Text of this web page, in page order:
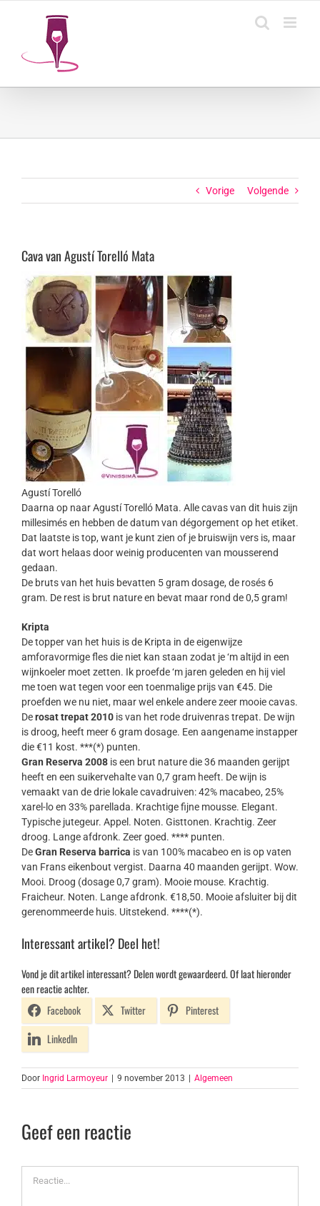
Vorige Volgende
Cava van Agustí Torelló Mata
Agustí Torelló
Daarna op naar Agustí Torelló Mata. Alle cavas van dit huis zijn
millesimés en hebben de datum van dégorgement op het etiket.
Dat laatste is top, want je kunt zien of je bruiswijn vers is, maar
dat wort helaas door weinig producenten van mousserend
gedaan.
De bruts van het huis bevatten 5 gram dosage, de rosés 6
gram. De rest is brut nature en bevat maar rond de 0,5 gram!
Kripta
De topper van het huis is de Kripta in de eigenwijze
amforavormige fles die niet kan staan zodat je ‘m altijd in een
wijnkoeler moet zetten. Ik proefde ‘m jaren geleden en hij viel
me toen wat tegen voor een toenmalige prijs van €45. Die
proefden we nu niet, maar wel enkele andere zeer mooie cavas.
Derosat trepat 2010 is van het rode druivenras trepat. De wijn
is droog, heeft meer 6 gram dosage. Een aangename instapper
die €11 kost. ***(*) punten.
Gran Reserva 2008 is een brut nature die 36 maanden gerijpt
heeft en een suikervehalte van 0,7 gram heeft. De wijn is
vemaakt van de drie lokale cavadruiven: 42% macabeo, 25%
xarel-lo en 33% parellada. Krachtige fijne mousse. Elegant.
Typische jutegeur. Appel. Noten. Gisttonen. Krachtig. Zeer
droog. Lange afdronk. Zeer goed. **** punten.
DeGran Reserva barrica is van 100% macabeo en is op vaten
van Frans eikenbout vergist. Daarna 40 maanden gerijpt. Wow.
Mooi. Droog (dosage 0,7 gram). Mooie mouse. Krachtig.
Fraicheur. Noten. Lange afdronk. €18,50. Mooie afsluiter bij dit
gerenommeerde huis. Uitstekend. ****(*).
Interessant artikel? Deel het!
Vond je dit artikel interessant? Delen wordt gewaardeerd. Of laat hieronder
een reactie achter.
Facebook
Twitter
Pinterest
LinkedIn
Door Ingrid Larmoyeur 9 november 2013 Algemeen
Geef een reactie